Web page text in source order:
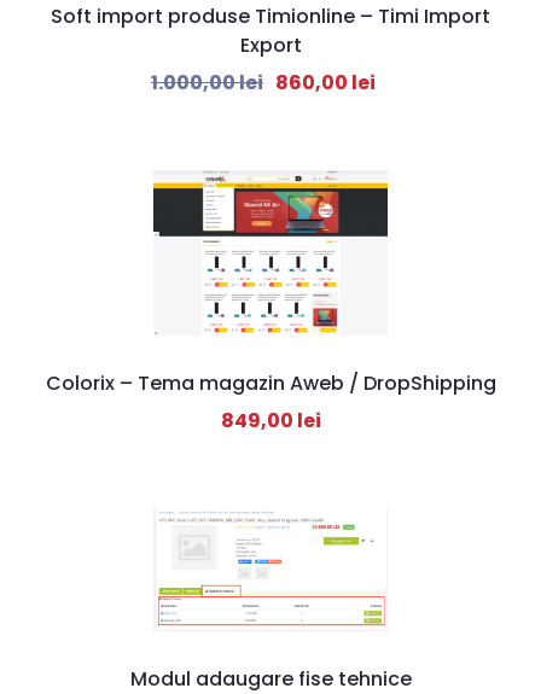
Soft import produse Timionline – Timi Import
Export
1.000,00lei 860,00 lei
Colorix – Tema magazin Aweb / DropShipping
849,00 lei
Modul adaugare fise tehnice